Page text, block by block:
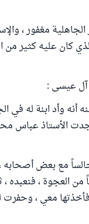
مغفور ،
كان عليه كثير
آل عيسى :
أنه وأد ابنة له
الأستاذ عباس
مع بعض
العجوة ، فنعبده
فأخذتها معي ،